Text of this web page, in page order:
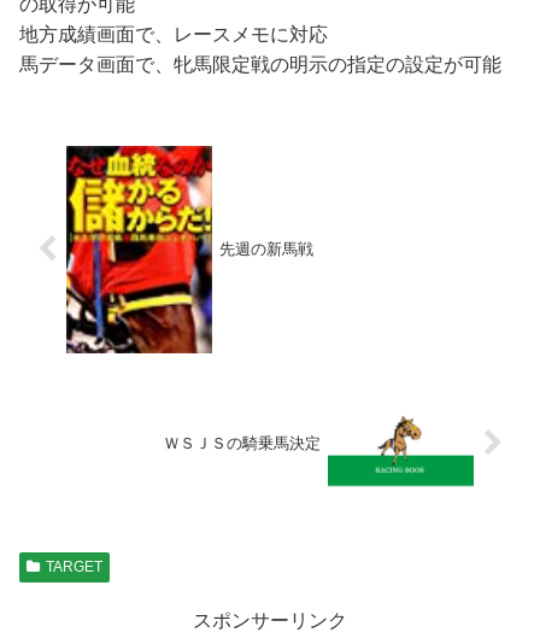
地方成績画面で、レースメモに対応
馬データ画面で、牝馬限定戦の明示の指定の設定が可能
先週の新馬戦
ＷＳＪＳの騎乗馬決定
TARGET
スポンサーリンク